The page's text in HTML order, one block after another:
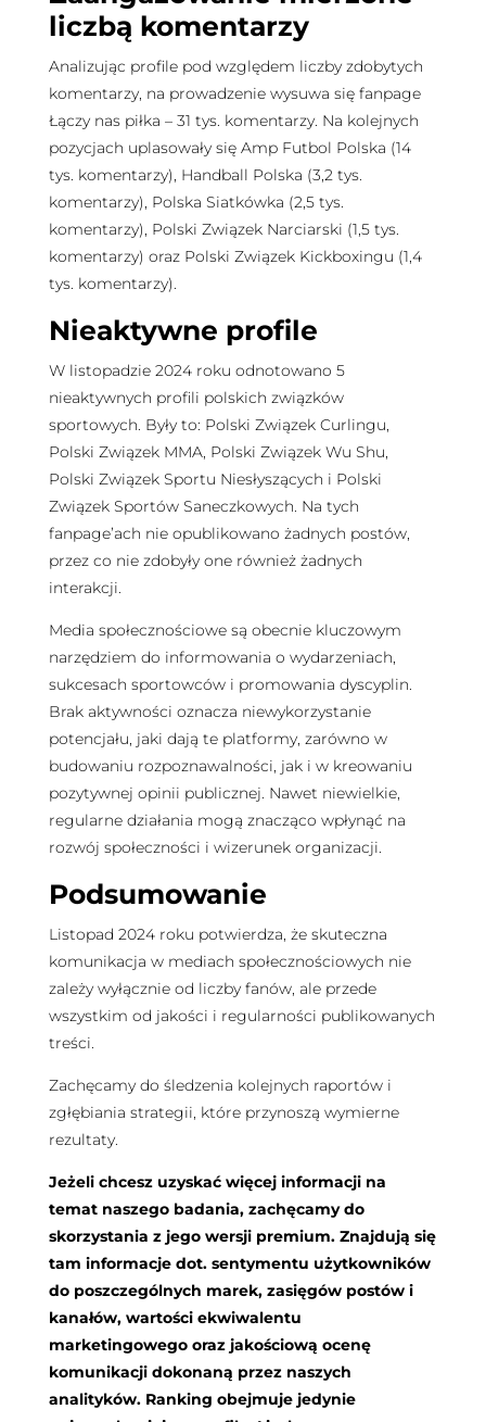
liczbą komentarzy
Analizując profile pod względem liczby zdobytych
komentarzy, na prowadzenie wysuwa się fanpage
Łączy nas piłka – 31 tys. komentarzy. Na kolejnych
pozycjach uplasowały się Amp Futbol Polska (14
tys. komentarzy), Handball Polska (3,2 tys.
komentarzy), Polska Siatkówka (2,5 tys.
komentarzy), Polski Związek Narciarski (1,5 tys.
komentarzy) oraz Polski Związek Kickboxingu (1,4
tys. komentarzy).
Nieaktywne profile
W listopadzie 2024 roku odnotowano 5
nieaktywnych profili polskich związków
sportowych. Były to: Polski Związek Curlingu,
Polski Związek MMA, Polski Związek Wu Shu,
Polski Związek Sportu Niesłyszących i Polski
Związek Sportów Saneczkowych. Na tych
fanpage’ach nie opublikowano żadnych postów,
przez co nie zdobyły one również żadnych
interakcji.
Media społecznościowe są obecnie kluczowym
narzędziem do informowania o wydarzeniach,
sukcesach sportowców i promowania dyscyplin.
Brak aktywności oznacza niewykorzystanie
potencjału, jaki dają te platformy, zarówno w
budowaniu rozpoznawalności, jak i w kreowaniu
pozytywnej opinii publicznej. Nawet niewielkie,
regularne działania mogą znacząco wpłynąć na
rozwój społeczności i wizerunek organizacji.
Podsumowanie
Listopad 2024 roku potwierdza, że skuteczna
komunikacja w mediach społecznościowych nie
zależy wyłącznie od liczby fanów, ale przede
wszystkim od jakości i regularności publikowanych
treści.
Zachęcamy do śledzenia kolejnych raportów i
zgłębiania strategii, które przynoszą wymierne
rezultaty.
Jeżeli chcesz uzyskać więcej informacji na
temat naszego badania, zachęcamy do
skorzystania z jego wersji premium. Znajdują się
tam informacje dot. sentymentu użytkowników
do poszczególnych marek, zasięgów postów i
kanałów, wartości ekwiwalentu
marketingowego oraz jakościową ocenę
komunikacji dokonaną przez naszych
analityków. Ranking obejmuje jedynie